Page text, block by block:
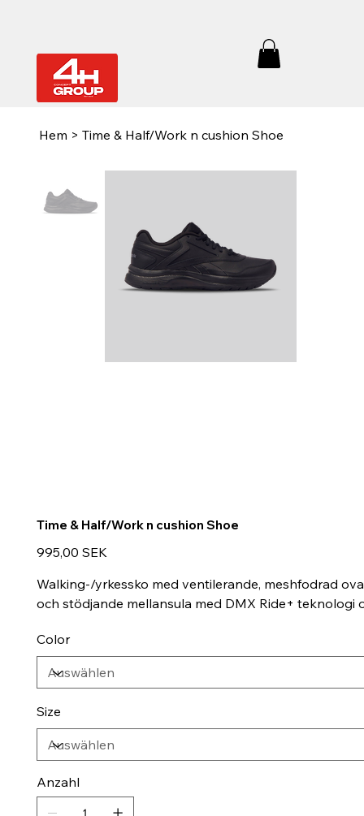
Hem > Time & Half/Work n cushion Shoe
Time & Half/Work n cushion Shoe
Preis
995,00 SEK
Walking-/yrkessko med ventilerande, meshfodrad
och stödjande mellansula med DMX Ride+ teknologi
Color
Size
Anzahl